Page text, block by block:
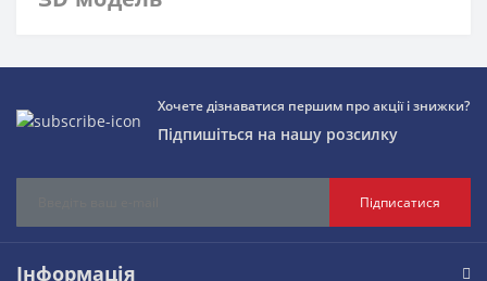
Хочете дізнаватися першим про акції і знижки?
Підпишіться на нашу розсилку
Підписатися
Інформація